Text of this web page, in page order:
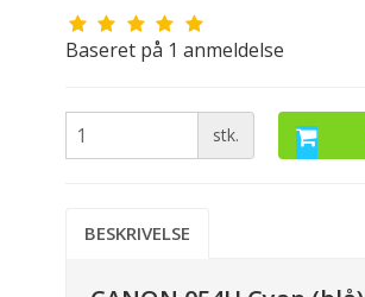
Baseret på 1 anmeldelse
stk.
BESKRIVELSE